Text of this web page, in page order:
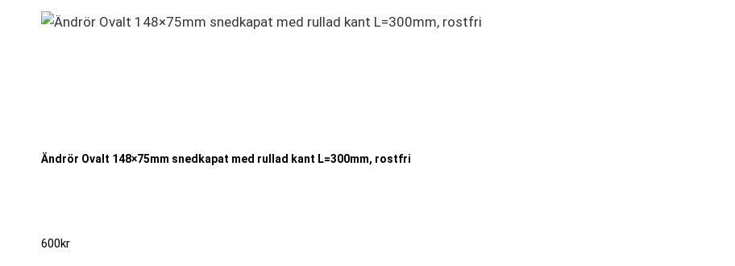
Ändrör Ovalt 148×75mm snedkapat med rullad kant L=300mm, rostfri
600kr